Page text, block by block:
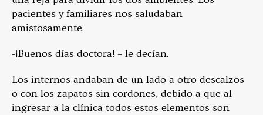
pacientes y familiares nos saludaban
amistosamente.
-¡Buenos días doctora! – le decían.
Los internos andaban de un lado a otro descalzos
o con los zapatos sin cordones, debido a que al
ingresar a la clínica todos estos elementos son